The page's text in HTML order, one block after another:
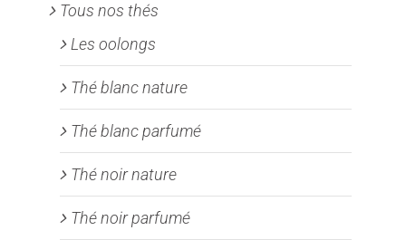
Tous nos thés
Les oolongs
Thé blanc nature
Thé blanc parfumé
Thé noir nature
Thé noir parfumé